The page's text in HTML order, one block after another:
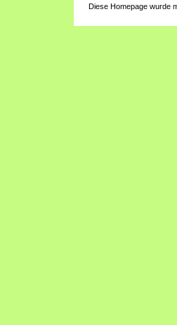
Diese Homepage wurde